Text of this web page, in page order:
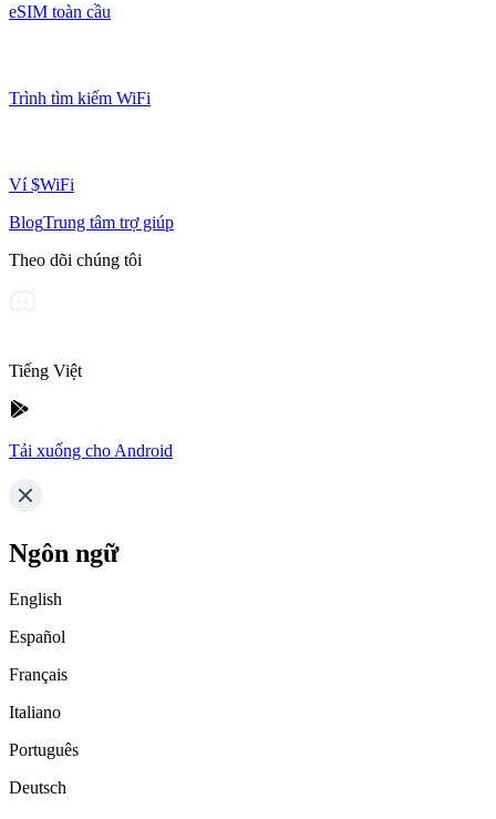
eSIM toàn cầu
Trình tìm kiếm WiFi
Ví $WiFi
BlogTrung tâm trợ giúp
Theo dõi chúng tôi
Tiếng Việt
Tải xuống cho Android
Ngôn ngữ
English
Español
Français
Italiano
Português
Deutsch